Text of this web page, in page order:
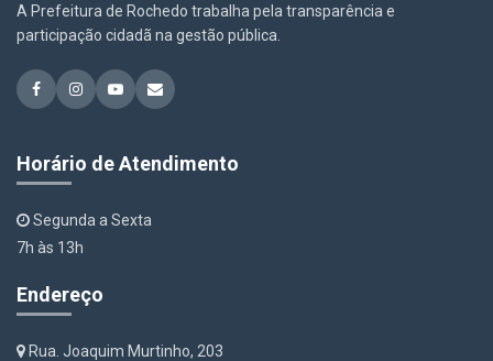
A Prefeitura de Rochedo trabalha pela transparência e
participação cidadã na gestão pública.
Horário de Atendimento
Segunda a Sexta
7h às 13h
Endereço
Rua. Joaquim Murtinho, 203